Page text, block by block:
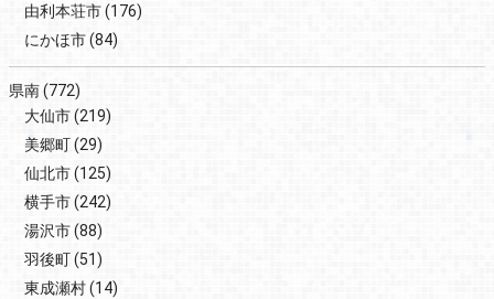
由利本荘市(176)
にかほ市(84)
県南(772)
大仙市(219)
美郷町(29)
仙北市(125)
横手市(242)
湯沢市(88)
羽後町(51)
東成瀬村(14)